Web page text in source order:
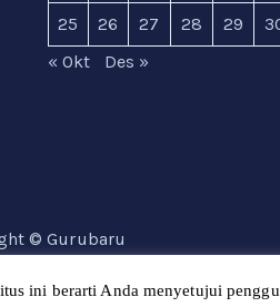
25 26 27 28 29
« Okt
Des »
© Gurubaru
ini berarti Anda menyetujui